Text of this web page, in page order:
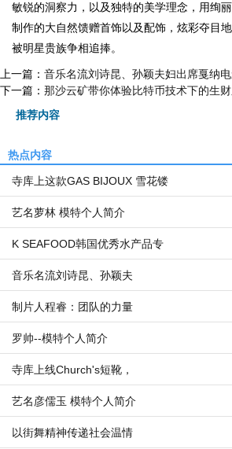
敏锐的洞察力，以及独特的美学理念，用绚
制作的大自然馈赠首饰以及配饰，炫彩夺目
被明星贵族争相追捧。
上一篇： 音乐名流刘诗昆、孙颖夫妇出席戛纳
下一篇： 那沙云矿带你体验比特币技术下的生
推荐内容
热点内容
寺库上这款GAS BIJOUX 雪花镂
艺名萝林 模特个人简介
K SEAFOOD韩国优秀水产品专
音乐名流刘诗昆、孙颖夫
制片人程睿：团队的力量
罗帅--模特个人简介
寺库上线Church's短靴，
艺名彦儒玉 模特个人简介
以街舞精神传递社会温情